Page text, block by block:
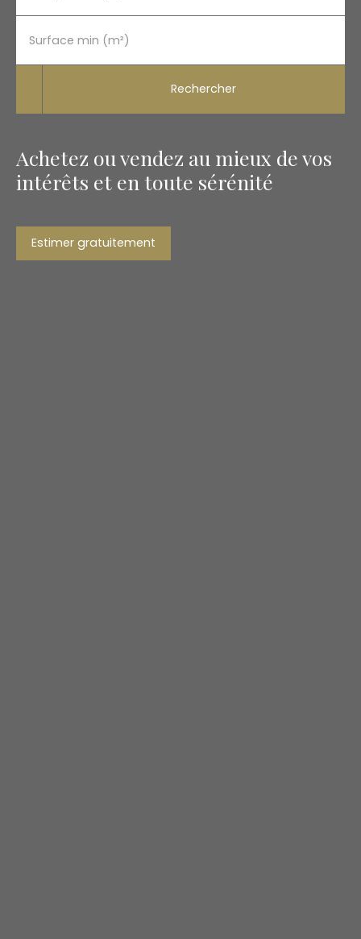
Surface min (m²)
Rechercher
Achetez ou vendez au mieux de vos
intérêts et en toute sérénité
Estimer gratuitement